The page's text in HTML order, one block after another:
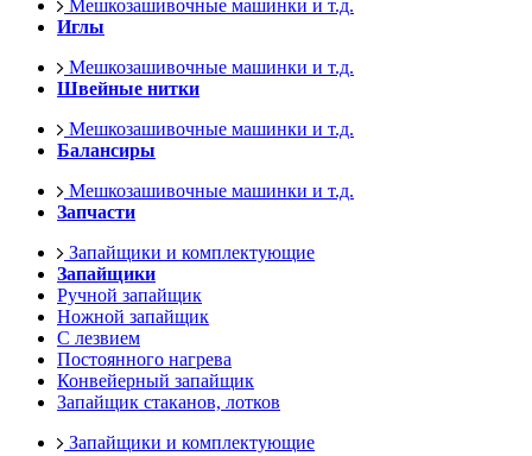
Мешкозашивочные машинки и т.д.
Иглы
Мешкозашивочные машинки и т.д.
Швейные нитки
Мешкозашивочные машинки и т.д.
Балансиры
Мешкозашивочные машинки и т.д.
Запчасти
Запайщики и комплектующие
Запайщики
Ручной запайщик
Ножной запайщик
С лезвием
Постоянного нагрева
Конвейерный запайщик
Запайщик стаканов, лотков
Запайщики и комплектующие